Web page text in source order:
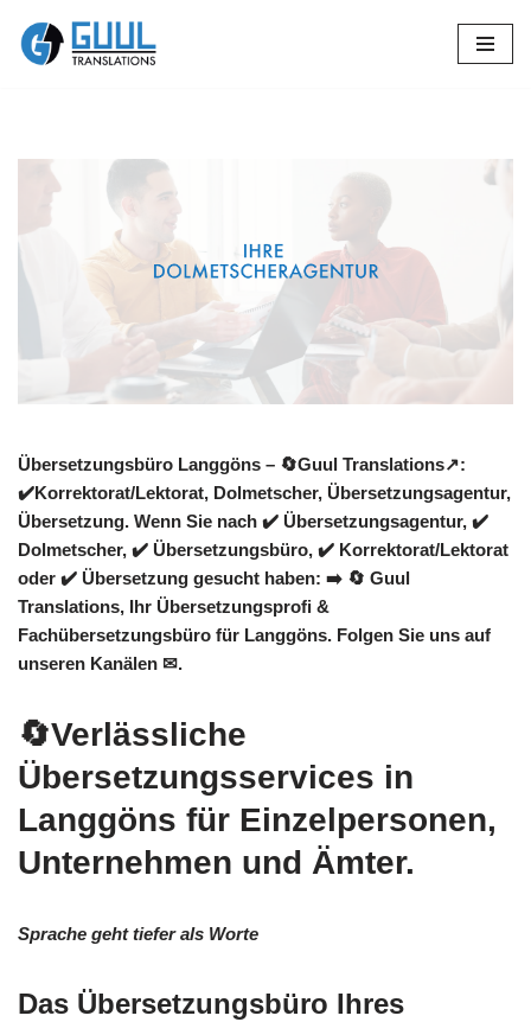
Zum
Übersetzungsbüro Langgöns – 🔄Guul Translations↗️:
✔️Korrektorat/Lektorat, Dolmetscher, Übersetzungsagentur,
Übersetzung. Wenn Sie nach ✔️ Übersetzungsagentur, ✔️
Dolmetscher, ✔️ Übersetzungsbüro, ✔️ Korrektorat/Lektorat
oder ✔️ Übersetzung gesucht haben: ➡️ 🔄 Guul
Translations, Ihr Übersetzungsprofi &
Fachübersetzungsbüro für Langgöns. Folgen Sie uns auf
unseren Kanälen ✉.
🔄Verlässliche
Übersetzungsservices in
Langgöns für Einzelpersonen,
Unternehmen und Ämter.
Sprache geht tiefer als Worte
Das Übersetzungsbüro Ihres